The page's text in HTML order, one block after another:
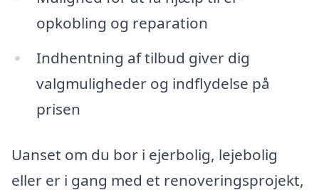
opkobling og reparation
Indhentning af tilbud giver dig
valgmuligheder og indflydelse på
prisen
Uanset om du bor i ejerbolig, lejebolig
eller er i gang med et renoveringsprojekt,